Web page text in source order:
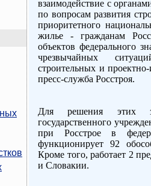
взаимодействие с
по вопросам развития
приоритетного
жилье - гражданам
объектов федерального
чрезвычайных
строительных и
пресс-служба Росстроя.
Для решения этих
государственного
при Росстрое в
функционирует 92
Кроме того, работает 2
и Словакии.